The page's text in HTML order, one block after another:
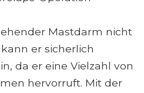
Mastdarm nicht
er sicherlich
da er eine Vielzahl von
hervorruft. Mit der